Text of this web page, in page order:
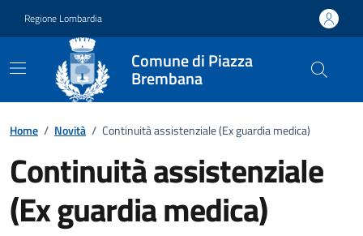
Regione Lombardia
Comune di Piazza
Brembana
Home / Novità / Continuità assistenziale (Ex guardia medica)
Continuità assistenziale
(Ex guardia medica)